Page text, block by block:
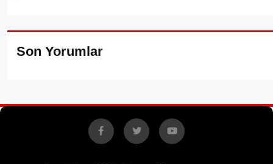
Son Yorumlar
Facebook
X YouTube